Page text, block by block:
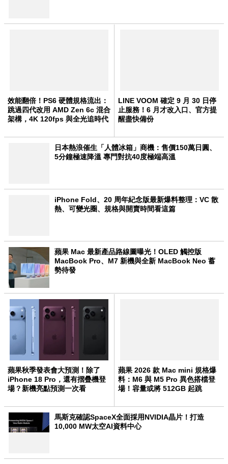
效能翻倍！PS6 硬體規格流出：
跳過四代改用 AMD Zen 6c 混合
架構，4K 120fps 與全光追時代
LINE VOOM 確定 9 月 30 日停
止服務！6 月才改入口、官方提
醒盡快備份
日本熱浪催生「人體冰箱」商機：售價150萬日圓、
5分鐘極速降溫 專門對抗40度極端高溫
iPhone Fold、20 周年紀念版最新爆料整理：VC 散
熱、可變光圈、規格與開賣時間看這篇
蘋果 Mac 最新產品路線圖曝光！OLED 觸控版
MacBook Pro、M7 新機與全新 MacBook Neo 蓄
勢待發
蘋果秋季發表會大預測！除了
iPhone 18 Pro，還有摺疊機登
場？新機亮點預測一次看
蘋果 2026 款 Mac mini 規格爆
料：M6 與 M5 Pro 異色搭檔登
場！容量或將 512GB 起跳
馬斯克確認SpaceX全面採用NVIDIA晶片！打造
10,000 MW太空AI資料中心